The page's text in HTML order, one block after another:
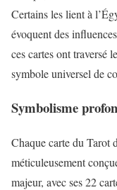
Certains les lient à
évoquent des
ces cartes ont traversé
symbole universel de
Symbolisme
Chaque carte du Tarot
méticuleusement
majeur, avec ses 22